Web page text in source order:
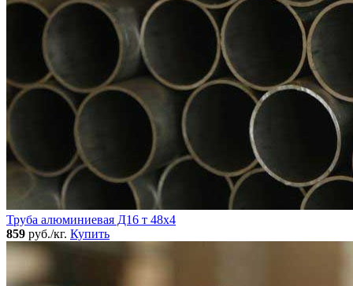
Труба алюминиевая Д16 т 48х4
859 руб./кг. Купить